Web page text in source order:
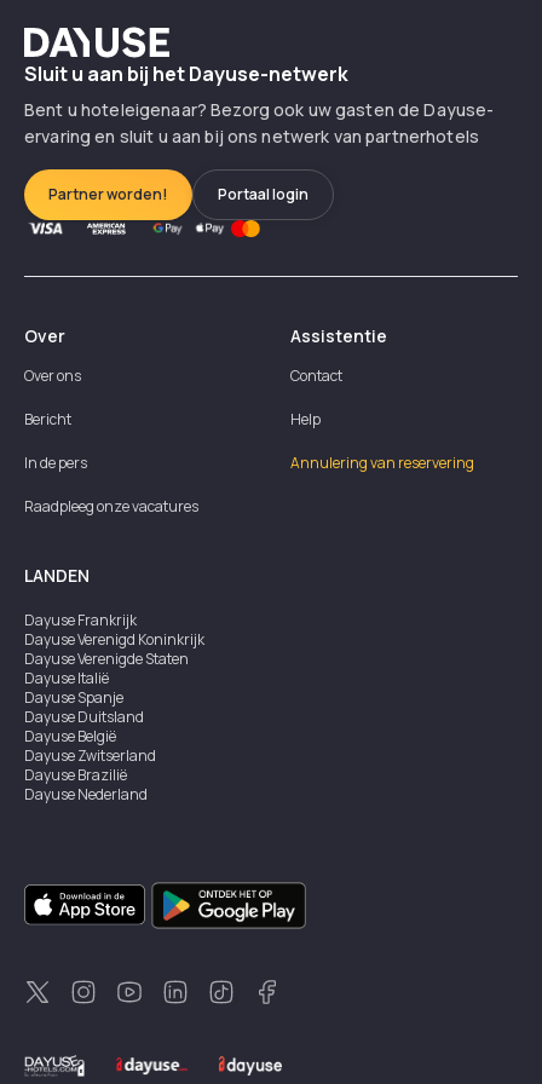
Dayuse
Sluit u aan bij het Dayuse-netwerk
Bent u hoteleigenaar? Bezorg ook uw gasten de Dayuse-
ervaring en sluit u aan bij ons netwerk van partnerhotels
Partner worden! Portaal login
Over
Over ons
Bericht
In de pers
Raadpleeg onze vacatures
Assistentie
Contact
Help
Annulering van reservering
LANDEN
DayuseFrankrijk
DayuseVerenigd Koninkrijk
DayuseVerenigde Staten
DayuseItalië
DayuseSpanje
DayuseDuitsland
DayuseBelgië
DayuseZwitserland
DayuseBrazilië
DayuseNederland
DayuseCanada
DayuseSingapore
DayuseZweden
DayuseKorea
DayuseNieuw-Zeeland